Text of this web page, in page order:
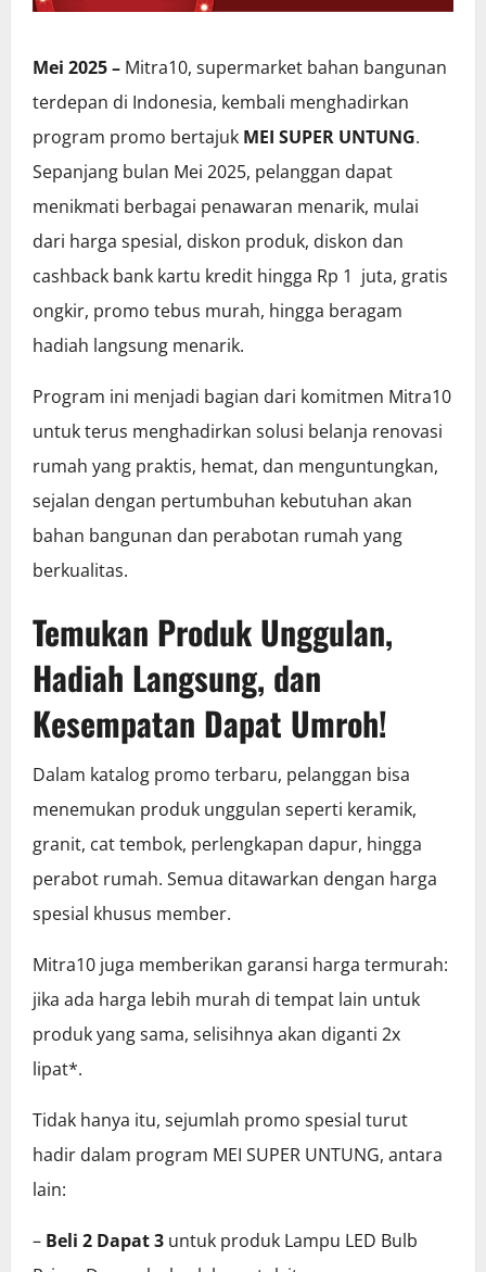
Mei 2025 – Mitra10, supermarket bahan bangunan
terdepan di Indonesia, kembali menghadirkan
program promo bertajuk MEI SUPER UNTUNG.
Sepanjang bulan Mei 2025, pelanggan dapat
menikmati berbagai penawaran menarik, mulai
dari harga spesial, diskon produk, diskon dan
cashback bank kartu kredit hingga Rp 1 juta, gratis
ongkir, promo tebus murah, hingga beragam
hadiah langsung menarik.
Program ini menjadi bagian dari komitmen Mitra10
untuk terus menghadirkan solusi belanja renovasi
rumah yang praktis, hemat, dan menguntungkan,
sejalan dengan pertumbuhan kebutuhan akan
bahan bangunan dan perabotan rumah yang
berkualitas.
Temukan Produk Unggulan,
Hadiah Langsung, dan
Kesempatan Dapat Umroh!
Dalam katalog promo terbaru, pelanggan bisa
menemukan produk unggulan seperti keramik,
granit, cat tembok, perlengkapan dapur, hingga
perabot rumah. Semua ditawarkan dengan harga
spesial khusus member.
Mitra10 juga memberikan garansi harga termurah:
jika ada harga lebih murah di tempat lain untuk
produk yang sama, selisihnya akan diganti 2x
lipat*.
Tidak hanya itu, sejumlah promo spesial turut
hadir dalam program MEI SUPER UNTUNG, antara
lain:
– Beli 2 Dapat 3 untuk produk Lampu LED Bulb